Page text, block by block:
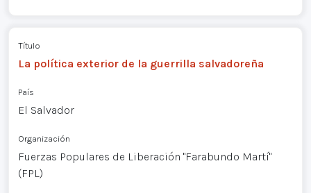
Título
La política exterior de la guerrilla salvadoreña
País
El Salvador
Organización
Fuerzas Populares de Liberación "Farabundo Martí"
(FPL)